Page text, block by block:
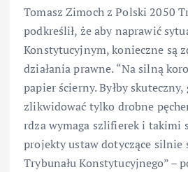
Tomasz Zimoch z Polski 2050
podkreślił, że aby naprawić
Konstytucyjnym, konieczne są
działania prawne. “Na silną
papier ścierny. Byłby
zlikwidować tylko drobne
rdza wymaga szlifierek i takimi
projekty ustaw dotyczące silnie
Trybunału Konstytucyjnego” –